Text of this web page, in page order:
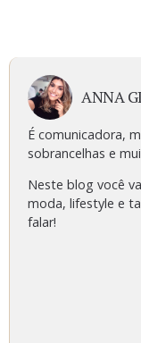
ANNA
É comunicadora,
sobrancelhas e
Neste blog você
moda, lifestyle e
falar!